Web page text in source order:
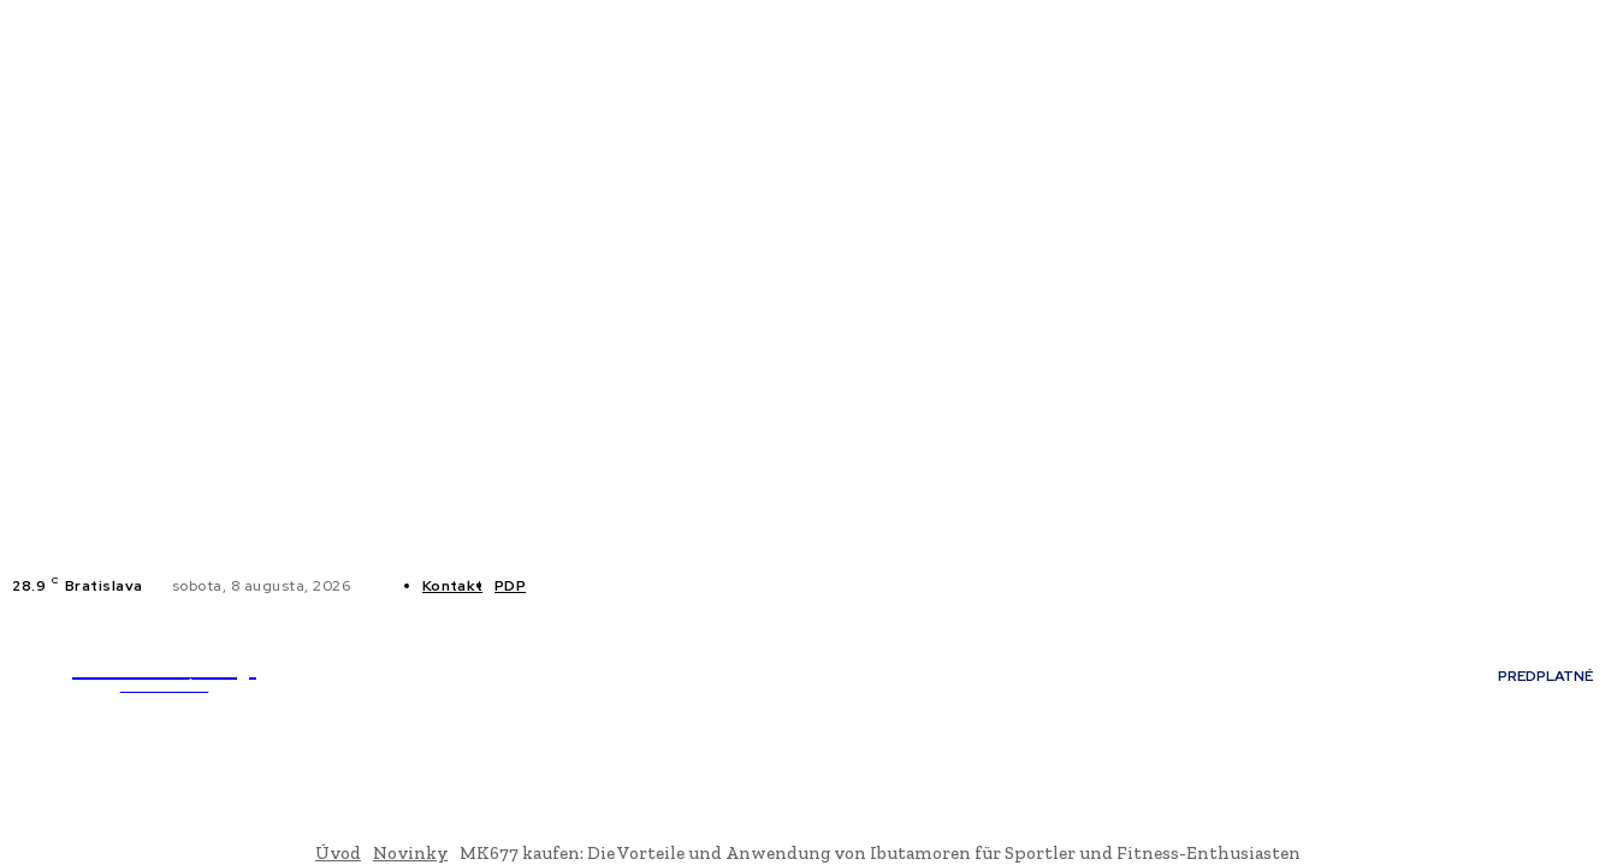
28.9 C Bratislava sobota, 8 augusta, 2026 Kontakt PDP
PREDPLATNÉ
Úvod Novinky MK677 kaufen: Die Vorteile und Anwendung von Ibutamoren für Sportler und Fitness-Enthusiasten